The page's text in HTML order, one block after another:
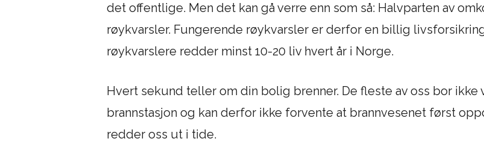
det offentlige. Men det kan gå verre enn som så: Halvparten av
røykvarsler. Fungerende røykvarsler er derfor en billig
røykvarslere redder minst 10-20 liv hvert år i Norge.
Hvert sekund teller om din bolig brenner. De fleste av oss bor
brannstasjon og kan derfor ikke forvente at brannvesenet først
redder oss ut i tide.